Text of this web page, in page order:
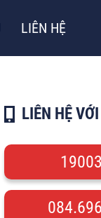
LIÊN HỆ
LIÊN HỆ